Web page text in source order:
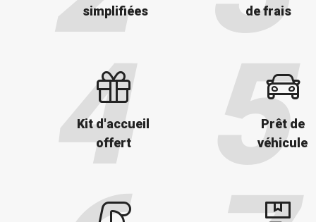
simplifiées
de frais
Kit d'accueil
offert
Prêt de
véhicule